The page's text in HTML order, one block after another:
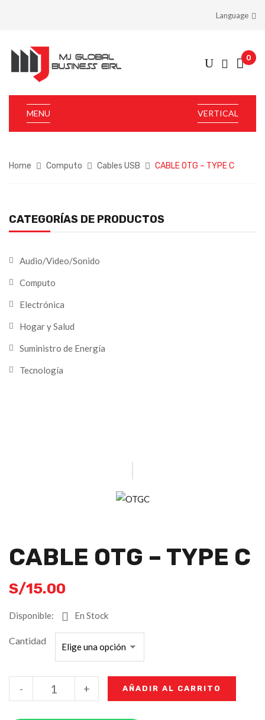
Language
0
VERTICAL
MENU
Home Computo Cables USB CABLE OTG – TYPE C
CATEGORÍAS DE PRODUCTOS
Audio/Video/Sonido
Computo
Electrónica
Hogar y Salud
Suministro de Energía
Tecnología
CABLE OTG – TYPE C
S/15.00
Disponible: En Stock
Cantidad
+
- AÑADIR AL CARRITO